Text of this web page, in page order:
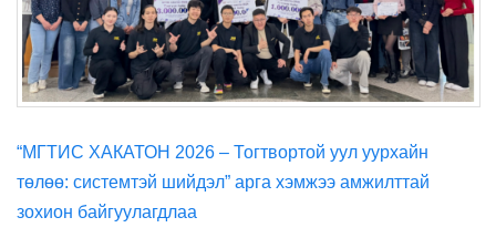
“МГТИС ХАКАТОН 2026 – Тогтвортой уул уурхайн
төлөө: системтэй шийдэл” арга хэмжээ амжилттай
зохион байгуулагдлаа